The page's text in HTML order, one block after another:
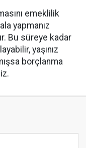
emeklilik
yapmanız
Bu süreye kadar
yaşınız
borçlanma